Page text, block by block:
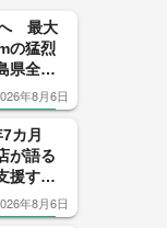
へ 最大
の猛烈
県全域
予報士
年8月6日
7カ月
が語る
援する
年8月6日